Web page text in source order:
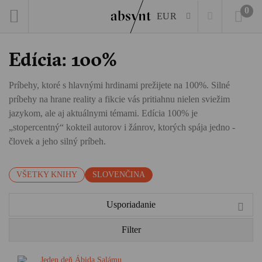
EUR
0
Edícia: 100%
Príbehy, ktoré s hlavnými hrdinami prežijete na 100%. Silné
príbehy na hrane reality a fikcie vás pritiahnu nielen sviežim
jazykom, ale aj aktuálnymi témami. Edícia 100% je
„stopercentný“ kokteil autorov i žánrov, ktorých spája jedno -
človek a jeho silný príbeh.
VŠETKY KNIHY SLOVENČINA
Usporiadanie
Filter